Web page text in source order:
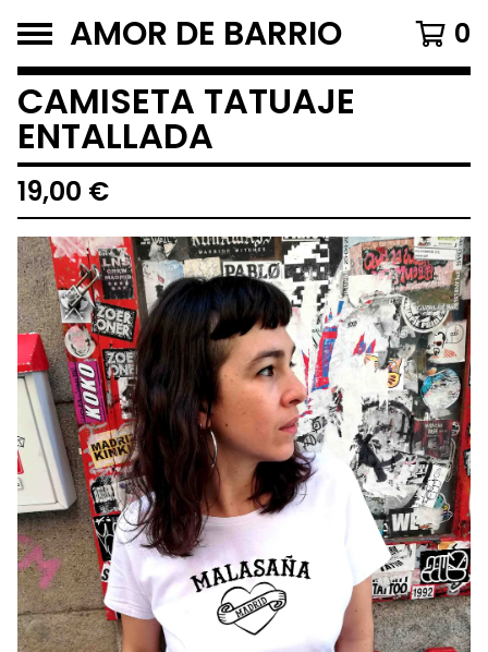
AMOR DE BARRIO 0
CAMISETA TATUAJE
ENTALLADA
19,00 €